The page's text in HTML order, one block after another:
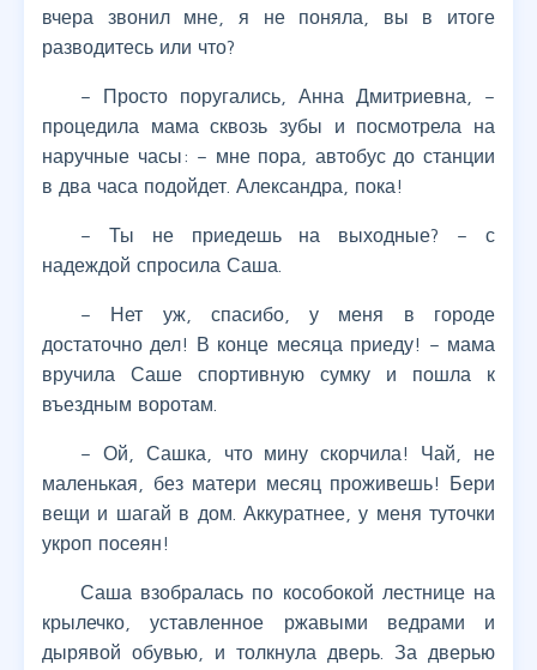
вчера звонил мне, я не поняла, вы в итоге
разводитесь или что?
– Просто поругались, Анна Дмитриевна, –
процедила мама сквозь зубы и посмотрела на
наручные часы: – мне пора, автобус до станции
в два часа подойдет. Александра, пока!
– Ты не приедешь на выходные? – с
надеждой спросила Саша.
– Нет уж, спасибо, у меня в городе
достаточно дел! В конце месяца приеду! – мама
вручила Саше спортивную сумку и пошла к
въездным воротам.
– Ой, Сашка, что мину скорчила! Чай, не
маленькая, без матери месяц проживешь! Бери
вещи и шагай в дом. Аккуратнее, у меня туточки
укроп посеян!
Саша взобралась по кособокой лестнице на
крылечко, уставленное ржавыми ведрами и
дырявой обувью, и толкнула дверь. За дверью